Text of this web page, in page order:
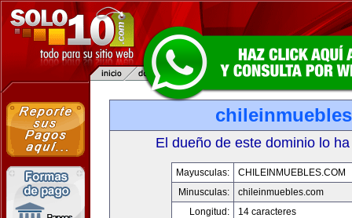
El dueño de este dominio lo
Mayusculas:
CHILEINMUEBLES.COM
Minusculas:
chileinmuebles.com
Longitud:
14 caracteres